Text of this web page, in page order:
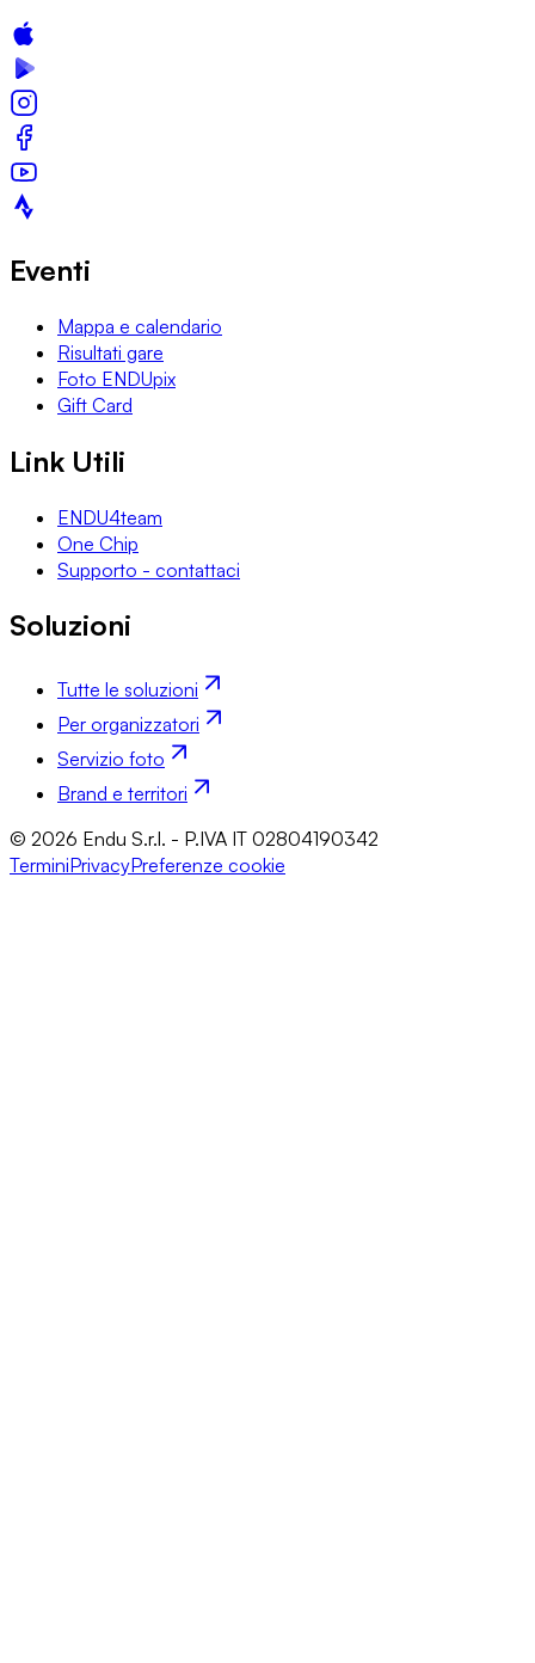
Eventi
Mappa e calendario
Risultati gare
Foto ENDUpix
Gift Card
Link Utili
ENDU4team
One Chip
Supporto - contattaci
Soluzioni
Tutte le soluzioni
Per organizzatori
Servizio foto
Brand e territori
© 2026 Endu S.r.l. - P.IVA IT 02804190342
TerminiPrivacyPreferenze cookie